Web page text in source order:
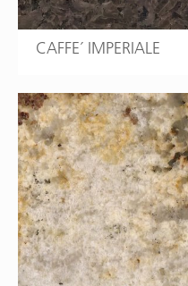
CAFFE´ IMPERIALE